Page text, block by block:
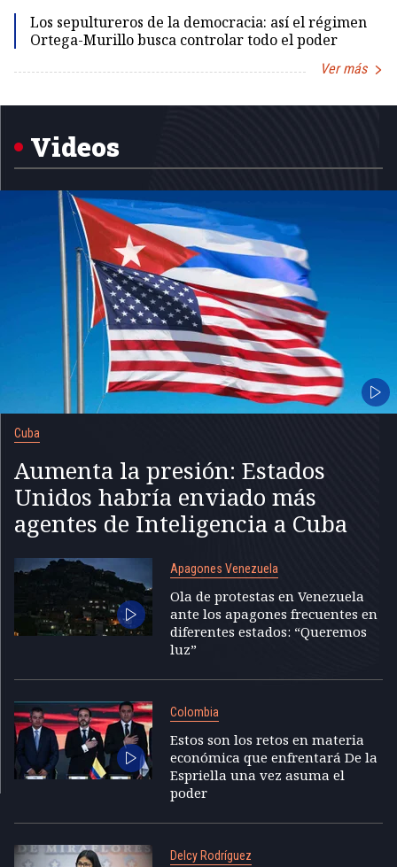
Los sepultureros de la democracia: así el régimen
Ortega-Murillo busca controlar todo el poder
Ver más
1
Videos
Cuba
Aumenta la presión: Estados
Unidos habría enviado más
agentes de Inteligencia a Cuba
Apagones Venezuela
Ola de protestas en Venezuela
ante los apagones frecuentes en
diferentes estados: “Queremos
luz”
Colombia
Estos son los retos en materia
económica que enfrentará De la
Espriella una vez asuma el
poder
Delcy Rodríguez